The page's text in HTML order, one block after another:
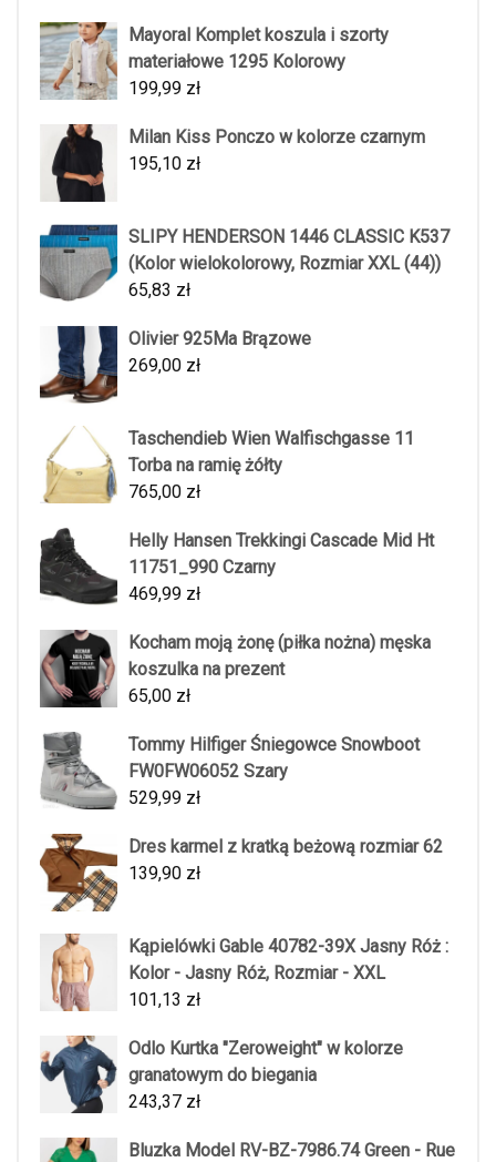
Mayoral Komplet koszula i szorty
materiałowe 1295 Kolorowy
199,99 zł
Milan Kiss Ponczo w kolorze czarnym
195,10 zł
SLIPY HENDERSON 1446 CLASSIC K537
(Kolor wielokolorowy, Rozmiar XXL (44))
65,83 zł
Olivier 925Ma Brązowe
269,00 zł
Taschendieb Wien Walfischgasse 11
Torba na ramię żółty
765,00 zł
Helly Hansen Trekkingi Cascade Mid Ht
11751_990 Czarny
469,99 zł
Kocham moją żonę (piłka nożna) męska
koszulka na prezent
65,00 zł
Tommy Hilfiger Śniegowce Snowboot
FW0FW06052 Szary
529,99 zł
Dres karmel z kratką beżową rozmiar 62
139,90 zł
Kąpielówki Gable 40782-39X Jasny Róż :
Kolor - Jasny Róż, Rozmiar - XXL
101,13 zł
Odlo Kurtka "Zeroweight" w kolorze
granatowym do biegania
243,37 zł
Bluzka Model RV-BZ-7986.74 Green - Rue